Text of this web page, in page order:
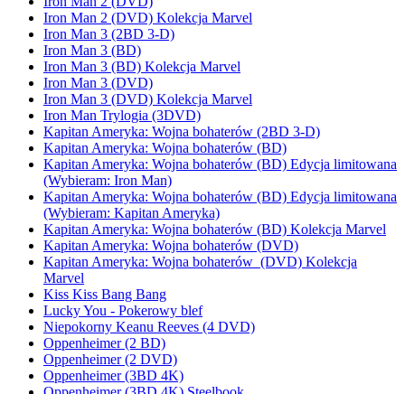
Iron Man 2 (DVD) Kolekcja Marvel
Iron Man 3 (2BD 3-D)
Iron Man 3 (BD)
Iron Man 3 (BD) Kolekcja Marvel
Iron Man 3 (DVD)
Iron Man 3 (DVD) Kolekcja Marvel
Iron Man Trylogia (3DVD)
Kapitan Ameryka: Wojna bohaterów (2BD 3-D)
Kapitan Ameryka: Wojna bohaterów (BD)
Kapitan Ameryka: Wojna bohaterów (BD) Edycja limitowana
(Wybieram: Iron Man)
Kapitan Ameryka: Wojna bohaterów (BD) Edycja limitowana
(Wybieram: Kapitan Ameryka)
Kapitan Ameryka: Wojna bohaterów (BD) Kolekcja Marvel
Kapitan Ameryka: Wojna bohaterów (DVD)
Kapitan Ameryka: Wojna bohaterów (DVD) Kolekcja
Marvel
Kiss Kiss Bang Bang
Lucky You - Pokerowy blef
Niepokorny Keanu Reeves (4 DVD)
Oppenheimer (2 BD)
Oppenheimer (2 DVD)
Oppenheimer (3BD 4K)